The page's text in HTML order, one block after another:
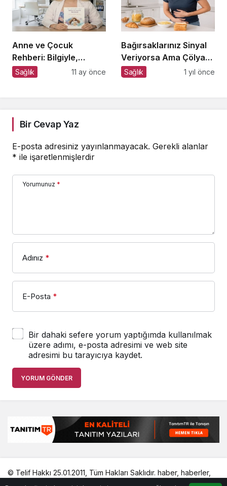
Anne ve Çocuk
Rehberi: Bilgiyle,
Sevgiyle, Güvenle
Sağlık 11 ay önce
Bağırsaklarınız Sinyal
Veriyorsa Ama Çölyak
Değilseniz
Sağlık 1 yıl önce
Bir Cevap Yaz
E-posta adresiniz yayınlanmayacak. Gerekli alanlar
* ile işaretlenmişlerdir
Yorumunuz *
Adınız *
E-Posta *
Bir dahaki sefere yorum yaptığımda kullanılmak
üzere adımı, e-posta adresimi ve web site
adresimi bu tarayıcıya kaydet.
YORUM GÖNDER
© Telif Hakkı 25.01.2011, Tüm Hakları Saklıdır. haber, haberler,
sağlıklı,